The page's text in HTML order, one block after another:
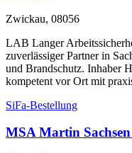
Zwickau, 08056
LAB Langer
zuverlässiger Partner in
und Brandschutz. Inhaber
kompetent vor Ort mit
SiFa-Bestellung
MSA Martin